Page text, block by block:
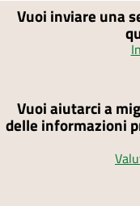
Vuoi inviare una
Vuoi aiutarci a
delle informazioni